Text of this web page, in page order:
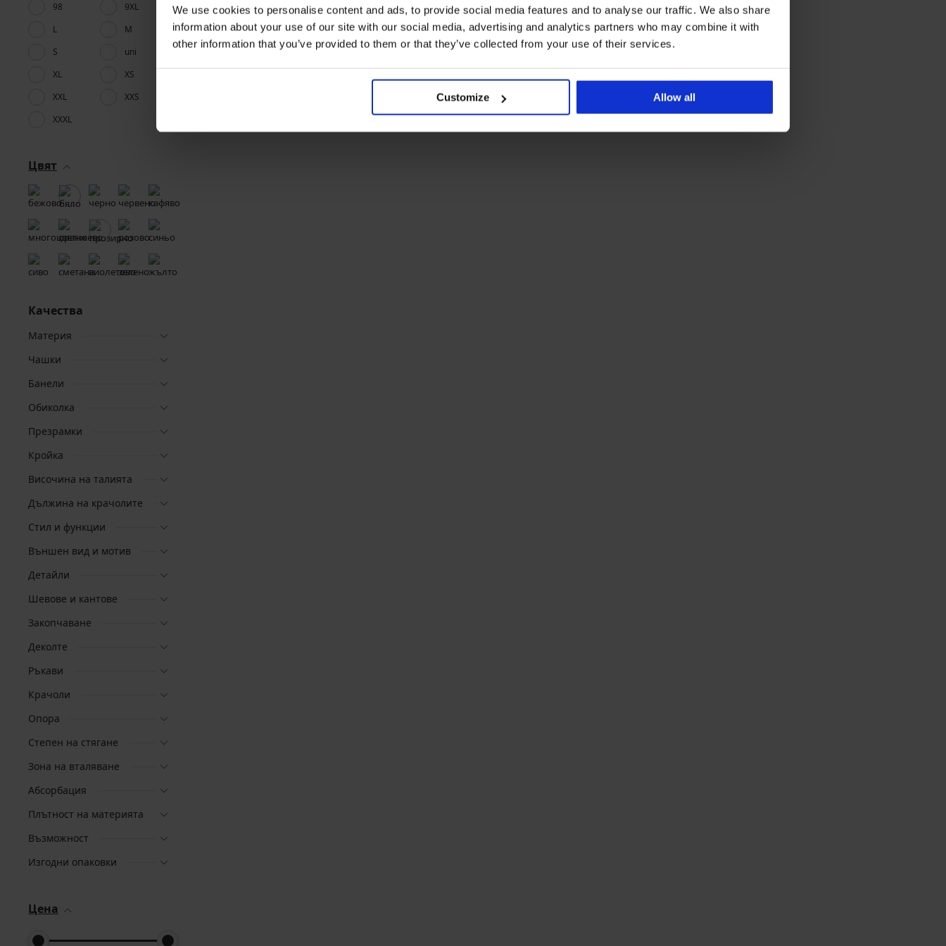
We use cookies to personalise content and ads, to provide social media features and to analyse our traffic. We also share
information about your use of our site with our social media, advertising and analytics partners who may combine it with
other information that you’ve provided to them or that they’ve collected from your use of their services.
Customize Allow all
98
9XL
L
M
S
uni
XL
XS
XXL
XXS
XXXL
Цвят
Качества
Материя
Чашки
Банели
Обиколка
Презрамки
Кройка
Височина на талията
Дължина на крачолите
Стил и функции
Външен вид и мотив
Детайли
Шевове и кантове
Закопчаване
Деколте
Ръкави
Крачоли
Опора
Степен на стягане
Зона на вталяване
Абсорбация
Плътност на материята
Възможност
Изгодни опаковки
Цена